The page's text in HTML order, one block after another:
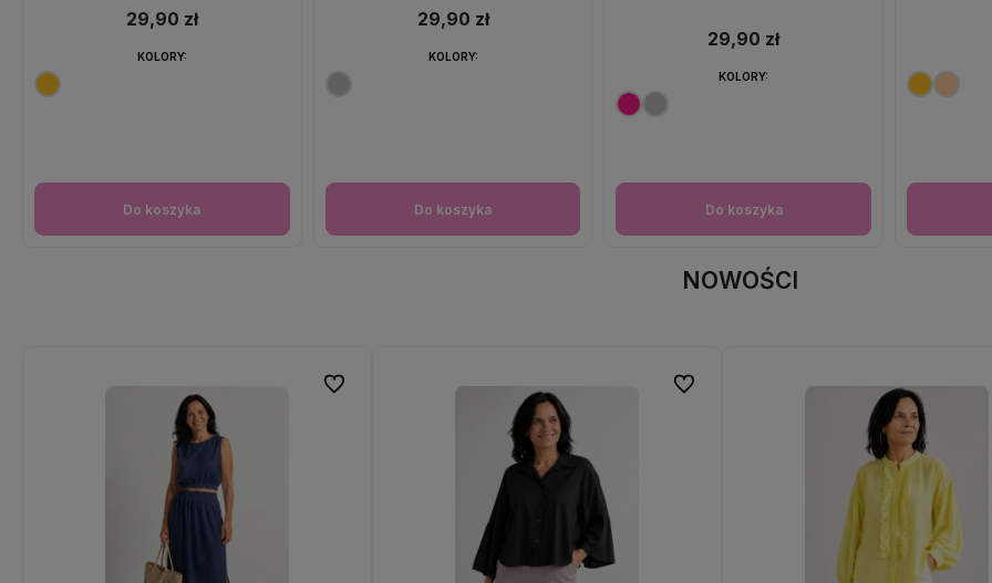
29,90 zł
Do koszyka
KOLORY:
29,90 zł
Do koszyka
KOLORY:
29,90 zł
Do koszyka
KOLORY:
NOWOŚCI
Do ulubionych Do ulubionych